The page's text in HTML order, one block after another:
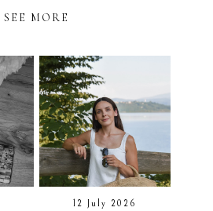
SEE MORE
12 July 2026